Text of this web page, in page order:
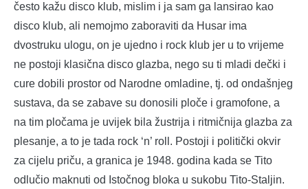
često kažu disco klub, mislim i ja sam ga lansirao kao
disco klub, ali nemojmo zaboraviti da Husar ima
dvostruku ulogu, on je ujedno i rock klub jer u to vrijeme
ne postoji klasična disco glazba, nego su ti mladi dečki i
cure dobili prostor od Narodne omladine, tj. od ondašnjeg
sustava, da se zabave su donosili ploče i gramofone, a
na tim pločama je uvijek bila žustrija i ritmičnija glazba za
plesanje, a to je tada rock ‘n’ roll. Postoji i politički okvir
za cijelu priču, a granica je 1948. godina kada se Tito
odlučio maknuti od Istočnog bloka u sukobu Tito-Staljin.